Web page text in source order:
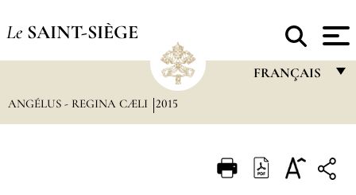
Le SAINT-SIÈGE
FRANÇAIS
ITALIANO
ANGÉLUS - REGINA CÆLI 2015